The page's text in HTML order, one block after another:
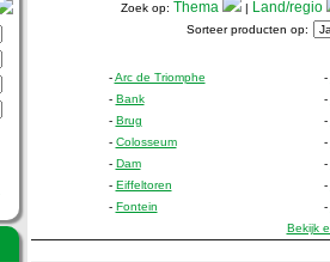
Zoek op: Thema | Land/regio
Sorteer producten op:
-Arc de Triomphe
- Bank
- Brug
- Colosseum
- Dam
- Eiffeltoren
- Fontein
-
-
-
-
-
-
-
Bekijk